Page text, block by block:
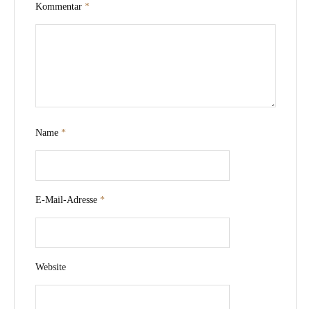
Kommentar *
Name *
E-Mail-Adresse *
Website